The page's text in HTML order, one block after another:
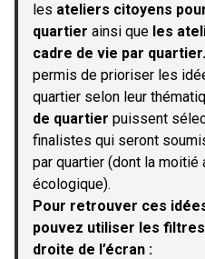
les ateliers citoyens
quartier ainsi que les
cadre de vie par quartier.
permis de prioriser les
quartier selon leur
de quartier puissent
finalistes qui seront
par quartier (dont la moitié
écologique).
Pour retrouver ces
pouvez utiliser les filtres
droite de l’écran :